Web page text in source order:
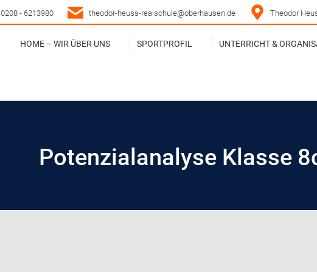
0208 - 6213980 theodor-heuss-realschule@oberhausen.de Theodor
HOME – WIR ÜBER UNS SPORTPROFIL UNTERRICHT &
Potenzialanalyse Klasse
HOME – WIR ÜBER UNS SPORTPROFIL UNTERRICHT &